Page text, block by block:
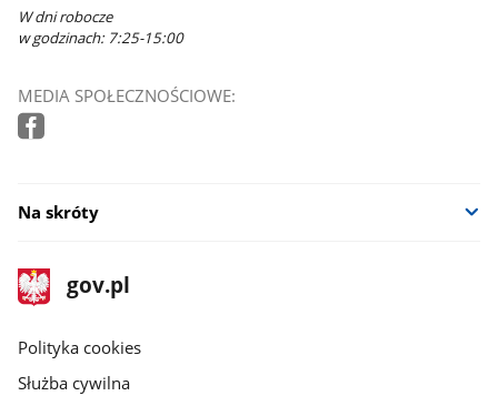
W dni robocze
w godzinach: 7:25-15:00
MEDIA SPOŁECZNOŚCIOWE:
Na skróty
stopka
gov.pl
Strona
gov.pl
gov.pl
Polityka cookies
Służba cywilna